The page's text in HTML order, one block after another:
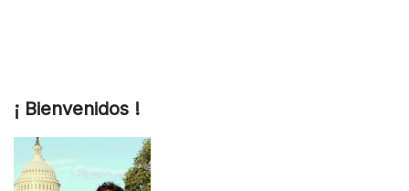
¡ Bienvenidos !